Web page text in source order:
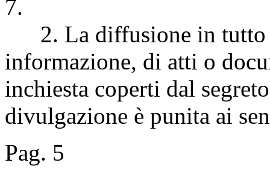
7.
2. La diffusione in tutto
informazione, di atti o
inchiesta coperti dal
divulgazione è punita ai
Pag. 5